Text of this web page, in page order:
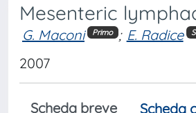
Mesenteric
G. Maconi Primo ; E. Radice
2007
Scheda breve Scheda